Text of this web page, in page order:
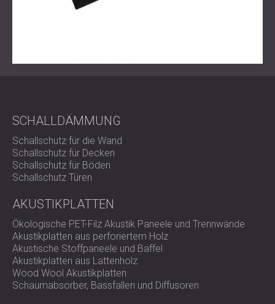
SCHALLDÄMMUNG
Schallschutz für die Wand
Schallschutz für Decken
Schallschutz für Böden
Schallschutz Türen
AKUSTIKPLATTEN
Ökologische PET-Filz Akustik Paneele und Trennwände
Akustikplatten aus perforiertem Holz
Akustische Stoffpaneele und Baffel
Akustikplatten aus Lattenholz
Wood Wool Akustikplatten
Schaumabsorber, Bassfallen und Diffusoren